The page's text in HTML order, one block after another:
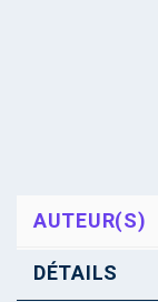
AUTEUR(S)
DÉTAILS